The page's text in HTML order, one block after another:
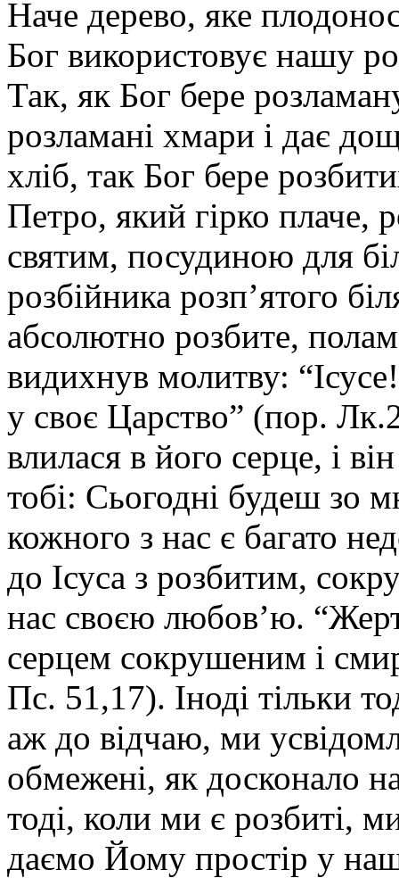
Наче дерево, яке
Бог використовує нашу
Так, як Бог бере
розламані хмари і дає
хліб, так Бог бере
Петро, який гірко плаче,
святим, посудиною для
розбійника розп’ятого
абсолютно розбите,
видихнув молитву:
у своє Царство” (пор.
влилася в його серце, і
тобі: Сьогодні будеш зо
кожного з нас є багато
до Ісуса з розбитим,
нас своєю любов’ю.
серцем сокрушеним і
Пс. 51,17). Іноді тільки
аж до відчаю, ми
обмежені, як досконало
тоді, коли ми є розбиті,
даємо Йому простір у